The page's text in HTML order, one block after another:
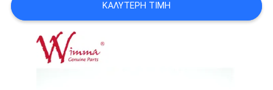
ΚΑΛΎΤΕΡΗ ΤΙΜΉ